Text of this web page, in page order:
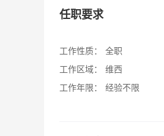
任职要求
工作性质：
全职
工作区域：
维西
工作年限：
经验不限